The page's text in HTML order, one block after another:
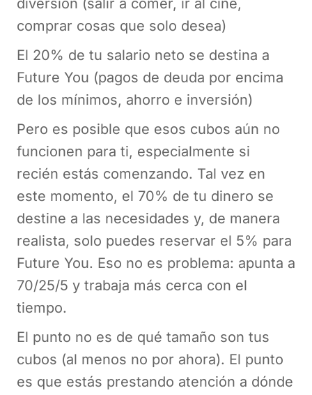
diversión (salir a comer, ir al cine,
comprar cosas que solo desea)
El 20% de tu salario neto se destina a
Future You (pagos de deuda por encima
de los mínimos, ahorro e inversión)
Pero es posible que esos cubos aún no
funcionen para ti, especialmente si
recién estás comenzando. Tal vez en
este momento, el 70% de tu dinero se
destine a las necesidades y, de manera
realista, solo puedes reservar el 5% para
Future You. Eso no es problema: apunta a
70/25/5 y trabaja más cerca con el
tiempo.
El punto no es de qué tamaño son tus
cubos (al menos no por ahora). El punto
es que estás prestando atención a dónde